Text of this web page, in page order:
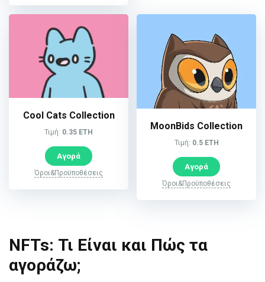
Cool Cats Collection
Τιμή: 0.35 ETH
Αγορά
Όροι&Προϋποθέσεις
MoonBids Collection
Τιμή: 0.5 ETH
Αγορά
Όροι&Προϋποθέσεις
NFTs: Τι Είναι και Πώς τα
αγοράζω;